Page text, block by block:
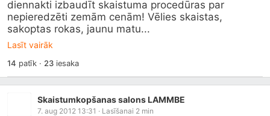
diennakti izbaudīt skaistuma procedūras par
nepieredzēti zemām cenām! Vēlies skaistas,
sakoptas rokas, jaunu matu...
Lasīt vairāk
14 patīk · 23iesaka
Skaistumkopšanas salons LAMMBE
7. aug 2012 13:31 · Lasīšanai 2 min